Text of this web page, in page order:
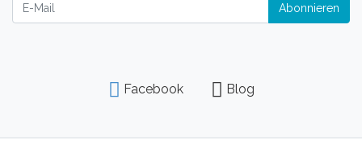
Abonnieren
Facebook Blog